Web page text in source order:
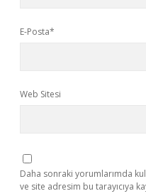
E-Posta*
Web Sitesi
Daha sonraki yorumlarımda
ve site adresim bu tarayıcıya